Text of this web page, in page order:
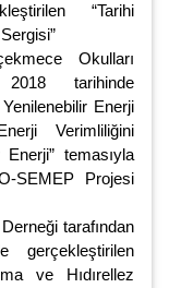
“Tarihi
Okulları
tarihinde
Enerji
Verimliliğini
temasıyla
SEMEP Projesi
tarafından
gerçekleştirilen
ve Hıdırellez